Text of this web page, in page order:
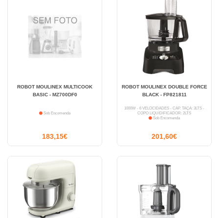
ROBOT MOULINEX MULTICOOK
BASIC - MZ700DF0
Sob Encomenda
183,15€
ROBOT MOULINEX DOUBLE FORCE
BLACK - FP821811
1000W - 6 VELOCIDADES - CAP. TAÇA: 3LTS -
COPO LIQUIDIFICADOR: 2LTS
Sob Encomenda
201,60€